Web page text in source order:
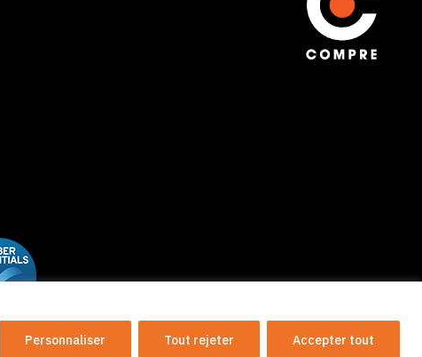
Personnaliser Tout rejeter Accepter tout
site web par 2pmDesign